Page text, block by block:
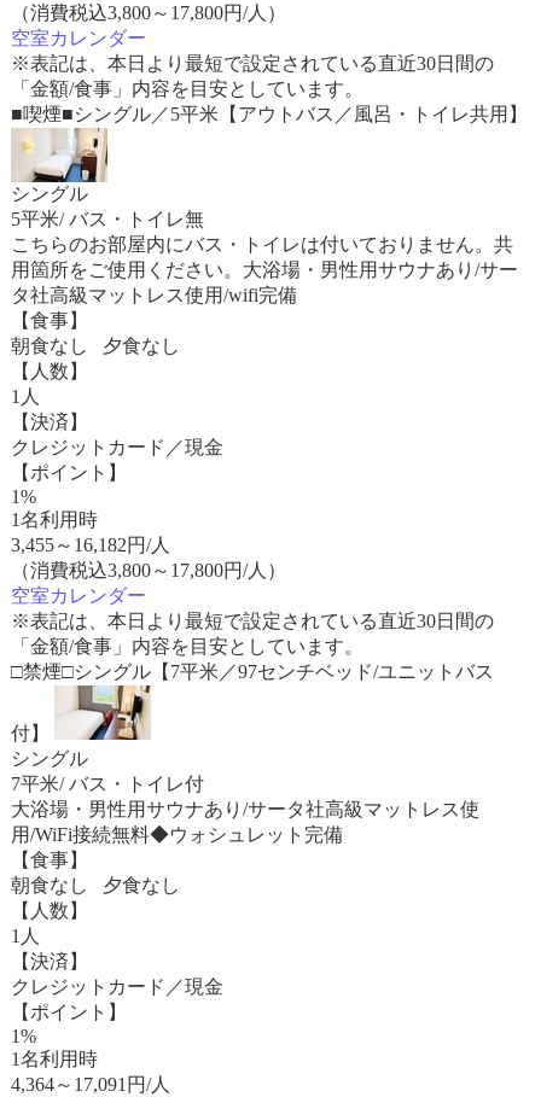
（消費税込3,800～17,800円/人）
空室カレンダー
※表記は、本日より最短で設定されている直近30日間の
「金額/食事」内容を目安としています。
■喫煙■シングル／5平米【アウトバス／風呂・トイレ共用】
シングル
5平米/ バス・トイレ無
こちらのお部屋内にバス・トイレは付いておりません。共
用箇所をご使用ください。大浴場・男性用サウナあり/サー
タ社高級マットレス使用/wifi完備
【食事】
朝食なし 夕食なし
【人数】
1人
【決済】
クレジットカード／現金
【ポイント】
1%
1名利用時
3,455～ 16,182円/人
（消費税込3,800～17,800円/人）
空室カレンダー
※表記は、本日より最短で設定されている直近30日間の
「金額/食事」内容を目安としています。
□禁煙□シングル【7平米／97センチベッド/ユニットバス
付】
シングル
7平米/ バス・トイレ付
大浴場・男性用サウナあり/サータ社高級マットレス使
用/WiFi接続無料◆ウォシュレット完備
【食事】
朝食なし 夕食なし
【人数】
1人
【決済】
クレジットカード／現金
【ポイント】
1%
1名利用時
4,364～ 17,091 円/人